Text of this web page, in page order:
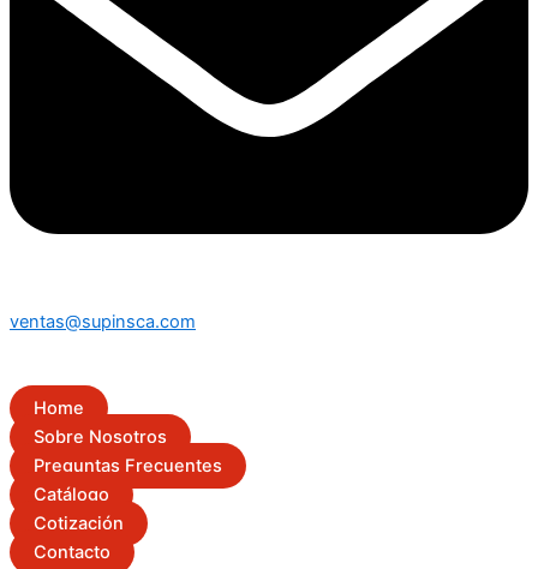
ventas@supinsca.com
Home
Sobre Nosotros
Preguntas Frecuentes
Catálogo
Cotización
Contacto